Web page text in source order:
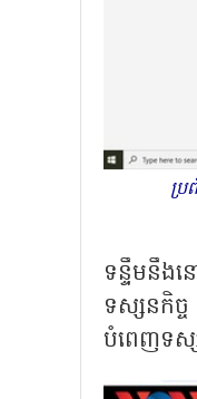
ប្រ
ទន្ទឹមនឹង
ទស្សនកិច្
បំពេញទស្ស